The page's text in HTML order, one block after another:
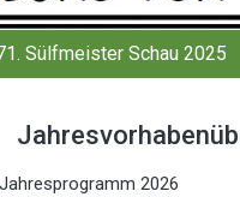
Sülfmeister Schau 2025
2026